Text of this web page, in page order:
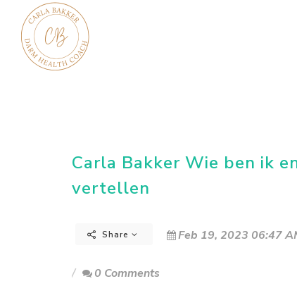
Carla Bakker Wie ben ik
vertellen
Share Feb 19, 2023 06:47
0 Comments